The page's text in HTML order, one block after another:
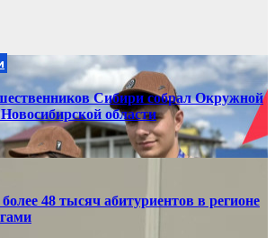
Сибири собрал Окружной
области
48 тысяч абитуриентов в регионе